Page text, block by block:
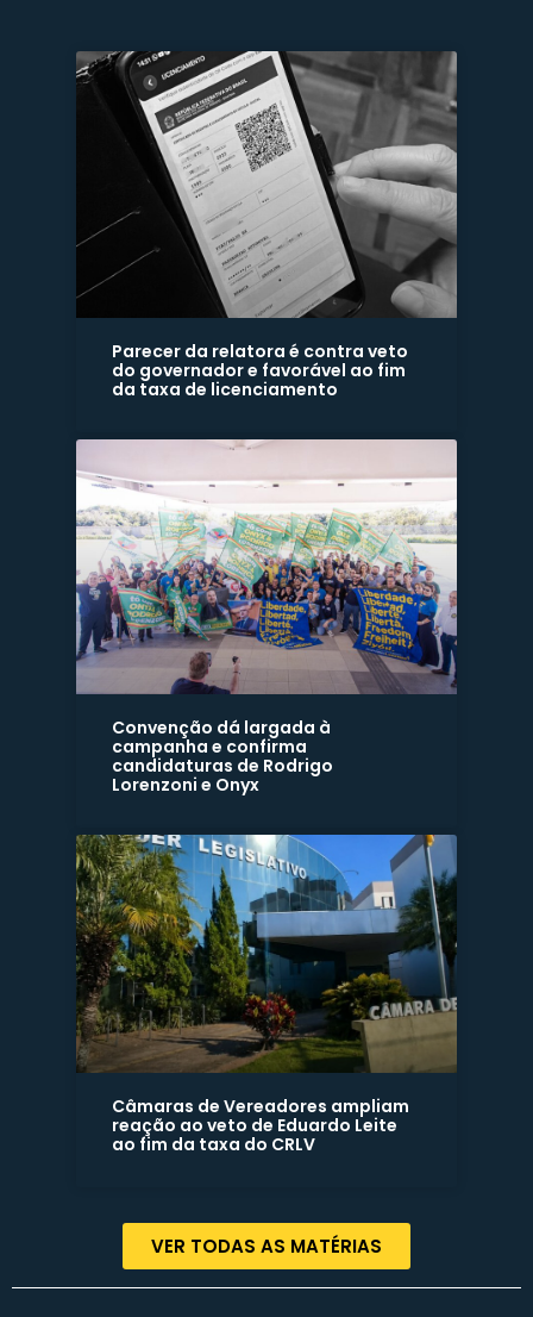
Parecer da relatora é contra veto
do governador e favorável ao fim
da taxa de licenciamento
Convenção dá largada à
campanha e confirma
candidaturas de Rodrigo
Lorenzoni e Onyx
Câmaras de Vereadores ampliam
reação ao veto de Eduardo Leite
ao fim da taxa do CRLV
VER TODAS AS MATÉRIAS